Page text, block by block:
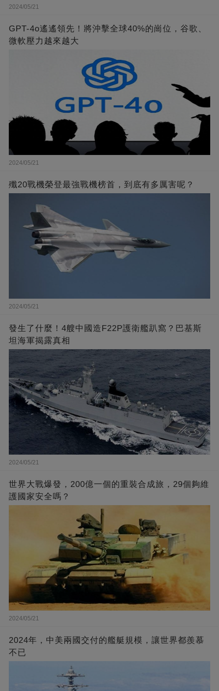
2024/05/21
GPT-4o遙遙領先！將沖擊全球40%的崗位，谷歌、
微軟壓力越來越大
2024/05/21
殲20戰機榮登最強戰機榜首，到底有多厲害呢？
2024/05/21
發生了什麼！4艘中國造F22P護衛艦趴窩？巴基斯
坦海軍揭露真相
2024/05/21
世界大戰爆發，200億一個的重裝合成旅，29個夠維
護國家安全嗎？
2024/05/21
2024年，中美兩國交付的艦艇規模，讓世界都羨慕
不已